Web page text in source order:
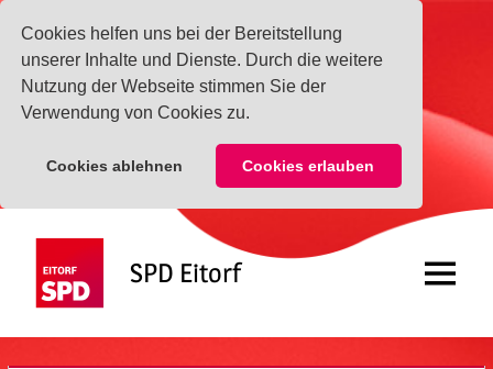
Cookies helfen uns bei der Bereitstellung
unserer Inhalte und Dienste. Durch die weitere
Nutzung der Webseite stimmen Sie der
Verwendung von Cookies zu.
Cookies ablehnen Cookies erlauben
springen
SPD Eitorf Menü